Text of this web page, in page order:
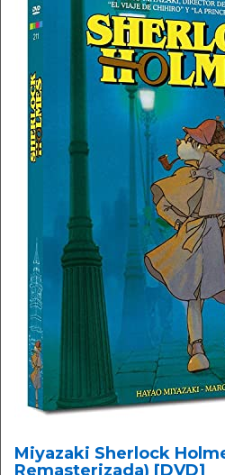
Miyazaki Sherlock
Remasterizada) [DVD]